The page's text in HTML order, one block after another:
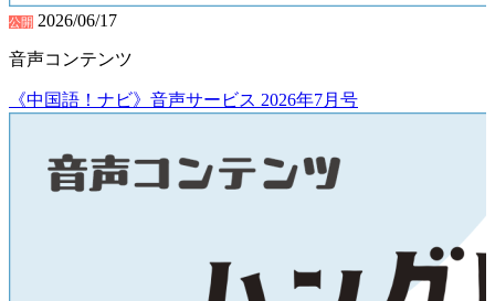
公開 2026/06/17
音声コンテンツ
《中国語！ナビ》音声サービス 2026年7月号